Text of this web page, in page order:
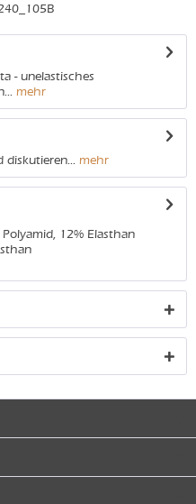
- unelastisches
mehr
diskutieren... mehr
12% Elasthan